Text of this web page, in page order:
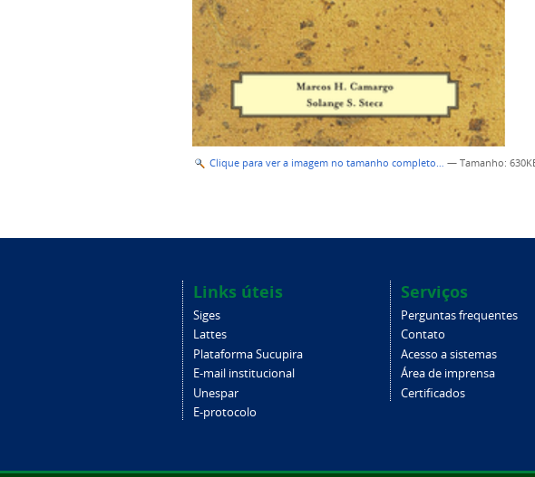
Clique para ver a imagem no tamanho completo… — Tamanho:
Links úteis
Siges
Lattes
Plataforma Sucupira
E-mail institucional
Unespar
E-protocolo
Serviços
Perguntas frequentes
Contato
Acesso a sistemas
Área de imprensa
Certificados